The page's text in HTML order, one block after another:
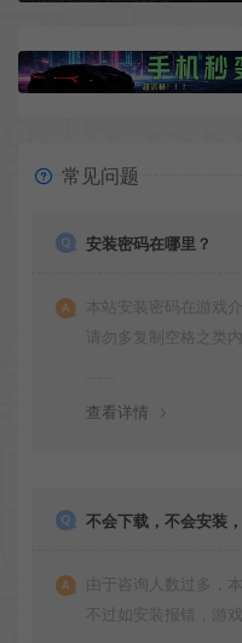
常见问题
安装密码在哪里？
本站安装密码在游戏
请勿多复制空格之类
查看详情
不会下载，不会安装
由于咨询人数过多，
不过如安装报错，游